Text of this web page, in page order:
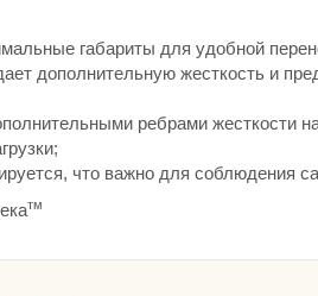
габариты для удобной
дополнительную жесткость и
ребрами жесткости
что важно для соблюдения
тм